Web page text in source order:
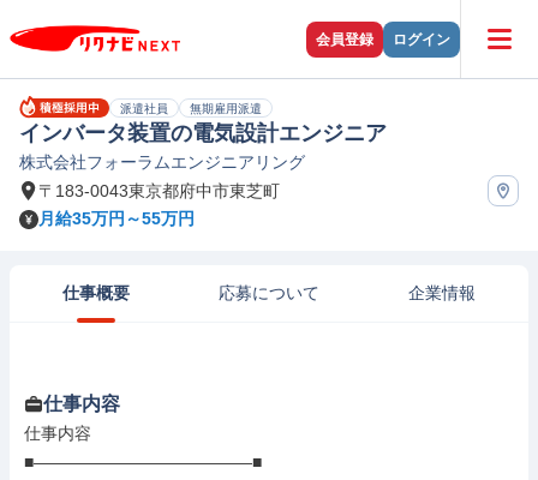
会員登録 ログイン
派遣社員 無期雇用派遣
インバータ装置の電気設計エンジニア
株式会社フォーラムエンジニアリング
〒183-0043東京都府中市東芝町
月給35万円～55万円
仕事概要 応募について 企業情報
仕事内容
仕事内容
■―――――――――――――■